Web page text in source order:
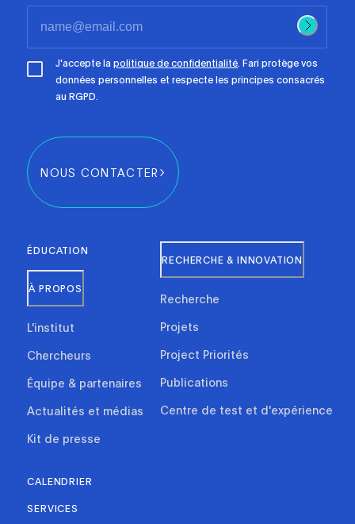
J'accepte lapolitique de confidentialité. Fari protège vos
données personnelles et respecte les principes consacrés
au RGPD.
NOUS CONTACTER
ÉDUCATION
À PROPOS
L'institut
Chercheurs
Équipe & partenaires
Actualités et médias
Kit de presse
RECHERCHE & INNOVATION
Recherche
Projets
Project Priorités
Publications
Centre de test et d'expérience
CALENDRIER
SERVICES